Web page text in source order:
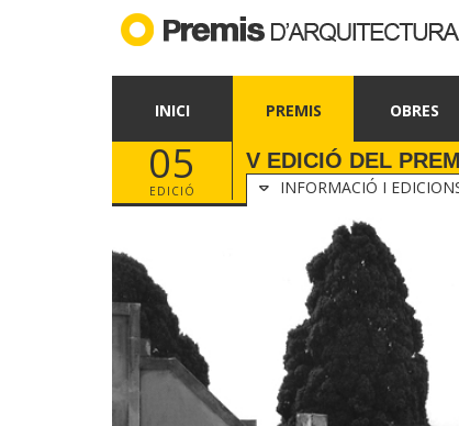
INICI PREMIS OBRES
05
EDICIÓ
V EDICIÓ DEL
INFORMACIÓ I